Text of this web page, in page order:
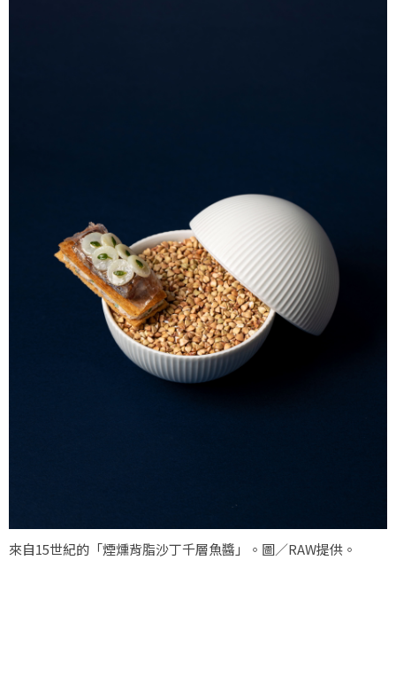
來自15世紀的「煙燻背脂沙丁千層魚醬」。圖／RAW提供。